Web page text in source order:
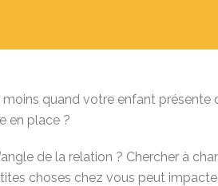
moins quand votre enfant
en place ?
de la relation ? Chercher à
choses chez vous peut